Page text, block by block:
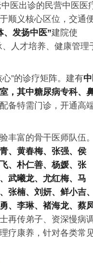
医出诊的民营中医医
顺义核心区位，交通
、发扬中医”建院使
、人才培养、健康管理
”的诊疗矩阵。建有
，其中糖尿病专科、
备特需门诊，开通高
丰富的骨干医师队伍。
、黄春梅、张强、侯
、朴仁善、杨媛、张
武曦龙、尤红梅、马
张楠、刘妍、鲜小吉、
、李琳、褚海龙、蔡
再传弟子、资深慢病调
疗康养，针对各类常